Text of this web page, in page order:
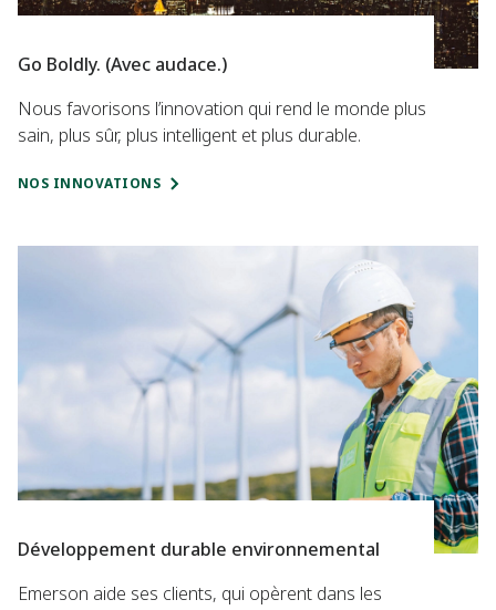
Go Boldly. (Avec audace.)
Nous favorisons l’innovation qui rend le monde plus
sain, plus sûr, plus intelligent et plus durable.
NOS INNOVATIONS
Développement durable environnemental
Emerson aide ses clients, qui opèrent dans les